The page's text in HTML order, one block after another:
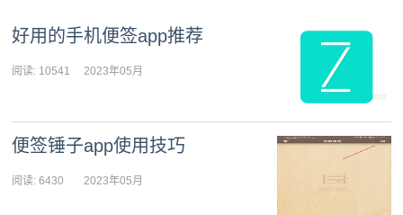
好用的手机便签app推荐
阅读: 10541
2023年05月
便签锤子app使用技巧
阅读: 6430
2023年05月